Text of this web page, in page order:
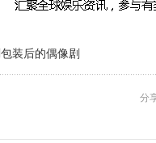
装后的偶像剧
分